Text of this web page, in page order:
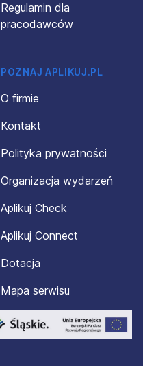
Regulamin dla
pracodawców
POZNAJ APLIKUJ.PL
O firmie
Kontakt
Polityka prywatności
Organizacja wydarzeń
Aplikuj Check
Aplikuj Connect
Dotacja
Mapa serwisu